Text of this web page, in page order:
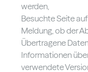
werden,
Besuchte Seite
Meldung, ob der
Übertragene
Informationen
verwendete